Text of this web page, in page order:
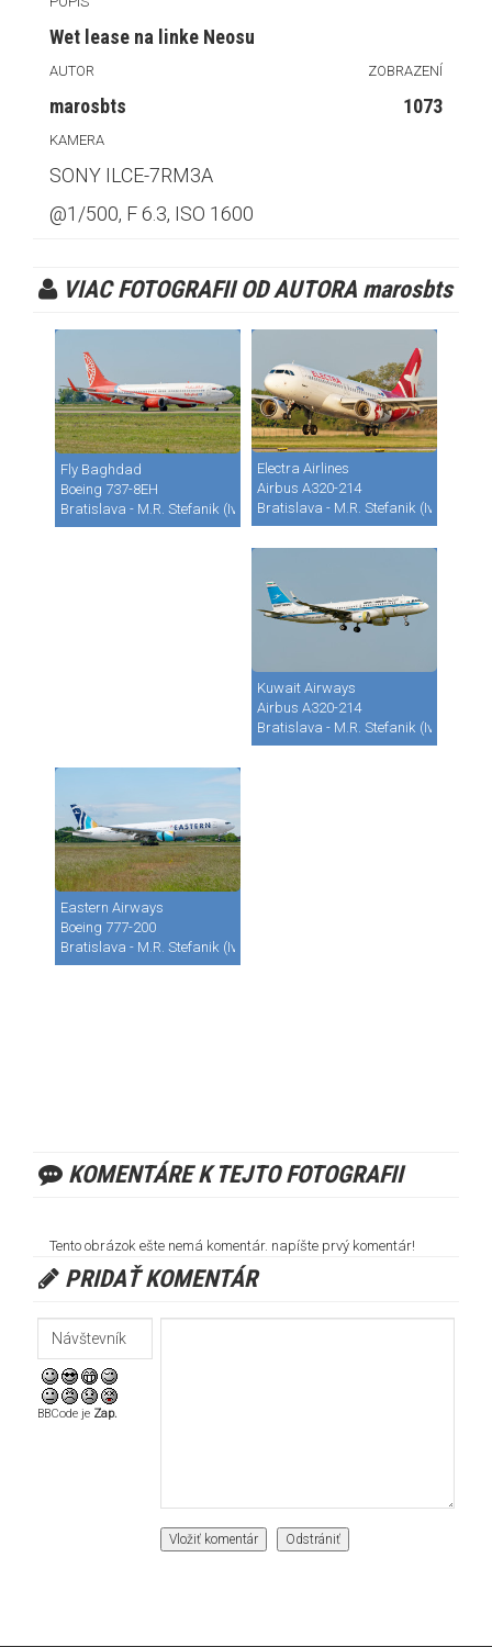
Wet lease na linke Neosu
AUTOR ZOBRAZENÍ
marosbts 1073
KAMERA
SONY ILCE-7RM3A
@1/500, F 6.3, ISO 1600
VIAC FOTOGRAFII OD AUTORA marosbts
Fly Baghdad
Boeing 737-8EH
Bratislava - M.R. Stefanik (Ivanka) (BTS / LZIB)
Electra Airlines
Airbus A320-214
Bratislava - M.R. Stefanik (Ivanka)
Kuwait Airways
Airbus A320-214
Bratislava - M.R. Stefanik (Ivanka)
Eastern Airways
Boeing 777-200
Bratislava - M.R. Stefanik (Ivanka) (BTS / LZIB)
KOMENTÁRE K TEJTO FOTOGRAFII
Tento obrázok ešte nemá komentár. napíšte prvý komentár!
PRIDAŤ KOMENTÁR
BBCode je Zap.